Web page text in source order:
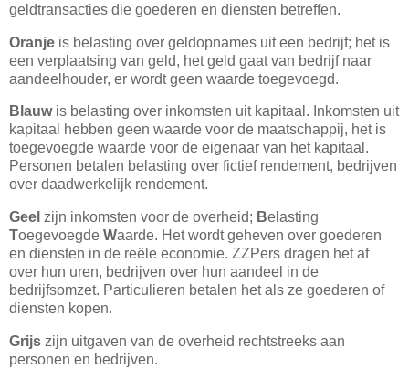
geldtransacties die goederen en diensten betreffen.
Oranje is belasting over geldopnames uit een bedrijf; het is
een verplaatsing van geld, het geld gaat van bedrijf naar
aandeelhouder, er wordt geen waarde toegevoegd.
Blauwis belasting over inkomsten uit kapitaal. Inkomsten uit
kapitaal hebben geen waarde voor de maatschappij, het is
toegevoegde waarde voor de eigenaar van het kapitaal.
Personen betalen belasting over fictief rendement, bedrijven
over daadwerkelijk rendement.
Geel zijn inkomsten voor de overheid; Belasting
Toegevoegde Waarde. Het wordt geheven over goederen
en diensten in de reële economie. ZZPers dragen het af
over hun uren, bedrijven over hun aandeel in de
bedrijfsomzet. Particulieren betalen het als ze goederen of
diensten kopen.
Grijs zijn uitgaven van de overheid rechtstreeks aan
personen en bedrijven.